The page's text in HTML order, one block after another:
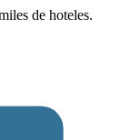
de hoteles.